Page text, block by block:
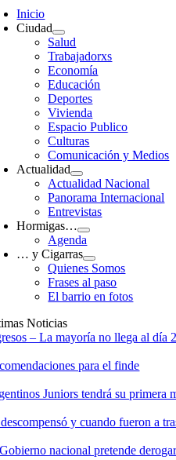
Inicio
Ciudad
Salud
Trabajadorxs
Economía
Educación
Deportes
Vivienda
Espacio Publico
Culturas
Comunicación y Medios
Actualidad
Actualidad Nacional
Panorama Internacional
Entrevistas
Hormigas…
Agenda
… y Cigarras
Quienes Somos
Frases al paso
El barrio en fotos
Noticias
– La mayoría no llega al día
para el finde
Juniors tendrá su primera
y cuando fueron a
nacional pretende